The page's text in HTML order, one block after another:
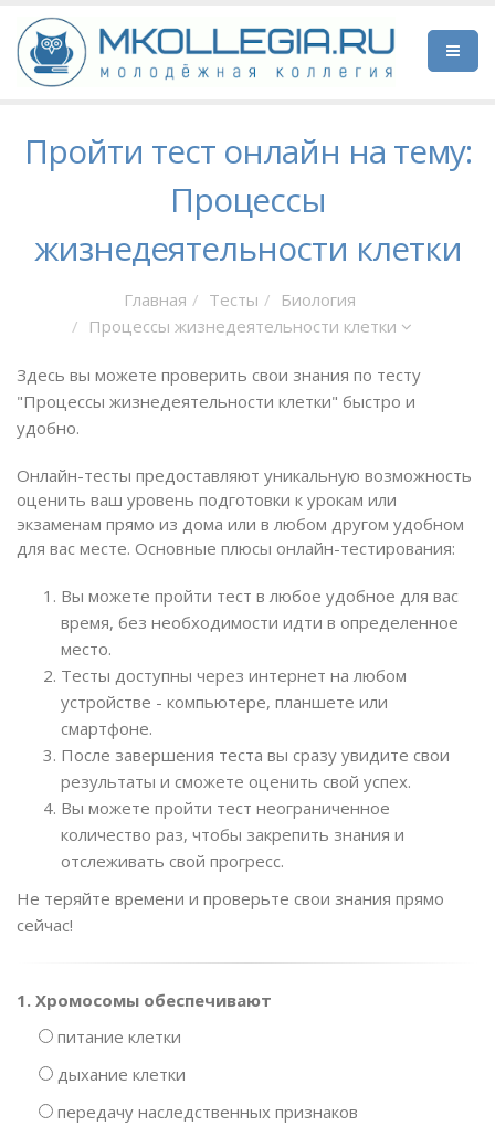
Пройти тест онлайн на тему:
Процессы
жизнедеятельности клетки
Главная Тесты
Биология
Процессы жизнедеятельности клетки
Здесь вы можете проверить свои знания по тесту
"Процессы жизнедеятельности клетки" быстро и
удобно.
Онлайн-тесты предоставляют уникальную возможность
оценить ваш уровень подготовки к урокам или
экзаменам прямо из дома или в любом другом удобном
для вас месте. Основные плюсы онлайн-тестирования:
Вы можете пройти тест в любое удобное для вас
время, без необходимости идти в определенное
место.
Тесты доступны через интернет на любом
устройстве - компьютере, планшете или
смартфоне.
После завершения теста вы сразу увидите свои
результаты и сможете оценить свой успех.
Вы можете пройти тест неограниченное
количество раз, чтобы закрепить знания и
отслеживать свой прогресс.
Не теряйте времени и проверьте свои знания прямо
сейчас!
1. Хромосомы обеспечивают
питание клетки
дыхание клетки
передачу наследственных признаков